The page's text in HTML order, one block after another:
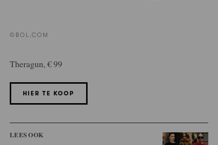
©BOL.COM
Theragun, € 99
HIER TE KOOP
LEES OOK